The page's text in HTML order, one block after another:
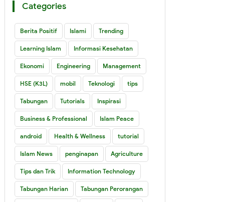
Categories
Berita Positif Islami Trending
Learning Islam Informasi Kesehatan
Ekonomi Engineering Management
HSE (K3L) mobil Teknologi tips
Tabungan Tutorials Inspirasi
Business & Professional Islam Peace
android Health & Wellness tutorial
Islam News penginapan Agriculture
Tips dan Trik Information Technology
Tabungan Harian Tabungan Perorangan